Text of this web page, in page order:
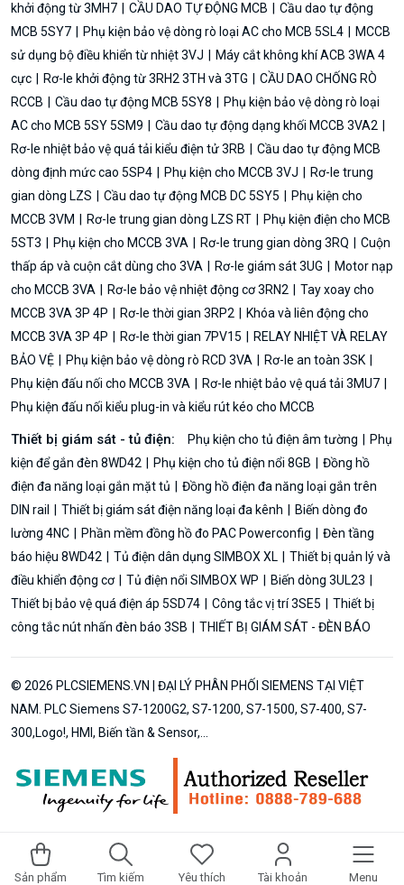
Sản phẩm Tìm kiếm Yêu thích Tài khoản Menu
khởi động từ 3MH7
CẦU DAO TỰ ĐỘNG MCB
Cầu dao tự động
MCB 5SY7
Phụ kiện bảo vệ dòng rò loại AC cho MCB 5SL4
MCCB
sử dụng bộ điều khiển từ nhiệt 3VJ
Máy cắt không khí ACB 3WA 4
cực
Rơ-le khởi động từ 3RH2 3TH và 3TG
CẦU DAO CHỐNG RÒ
RCCB
Cầu dao tự động MCB 5SY8
Phụ kiện bảo vệ dòng rò loại
AC cho MCB 5SY 5SM9
Cầu dao tự động dạng khối MCCB 3VA2
Rơ-le nhiệt bảo vệ quá tải kiểu điện tử 3RB
Cầu dao tự động MCB
dòng định mức cao 5SP4
Phụ kiện cho MCCB 3VJ
Rơ-le trung
gian dòng LZS
Cầu dao tự động MCB DC 5SY5
Phụ kiện cho
MCCB 3VM
Rơ-le trung gian dòng LZS RT
Phụ kiện điện cho MCB
5ST3
Phụ kiện cho MCCB 3VA Rơ-le trung gian dòng 3RQ
Cuộn
thấp áp và cuộn cắt dùng cho 3VA
Rơ-le giám sát 3UG
Motor nạp
cho MCCB 3VA
Rơ-le bảo vệ nhiệt động cơ 3RN2
Tay xoay cho
MCCB 3VA 3P 4P
Rơ-le thời gian 3RP2
Khóa và liên động cho
MCCB 3VA 3P 4P
Rơ-le thời gian 7PV15
RELAY NHIỆT VÀ RELAY
BẢO VỆ
Phụ kiện bảo vệ dòng rò RCD 3VA
Rơ-le an toàn 3SK
Phụ kiện đấu nối cho MCCB 3VA
Rơ-le nhiệt bảo vệ quá tải 3MU7
Phụ kiện đấu nối kiểu plug-in và kiểu rút kéo cho MCCB
Thiết bị giám sát - tủ điện: Phụ kiện cho tủ điện âm tường
Phụ
kiện để gắn đèn 8WD42
Phụ kiện cho tủ điện nổi 8GB
Đồng hồ
điện đa năng loại gắn mặt tủ
Đồng hồ điện đa năng loại gắn trên
DIN rail
Thiết bị giám sát điện năng loại đa kênh
Biến dòng đo
lường 4NC
Phần mềm đồng hồ đo PAC Powerconfig
Đèn tầng
báo hiệu 8WD42
Tủ điện dân dụng SIMBOX XL
Thiết bị quản lý và
điều khiển động cơ
Tủ điện nổi SIMBOX WP
Biến dòng 3UL23
Thiết bị bảo vệ quá điện áp 5SD74
Công tắc vị trí 3SE5
Thiết bị
công tắc nút nhấn đèn báo 3SB
THIẾT BỊ GIÁM SÁT - ĐÈN BÁO
© 2026 PLCSIEMENS.VN | ĐẠI LÝ PHÂN PHỐI SIEMENS TẠI VIỆT
NAM. PLC Siemens S7-1200G2, S7-1200, S7-1500, S7-400, S7-
300,Logo!, HMI, Biến tần & Sensor,...